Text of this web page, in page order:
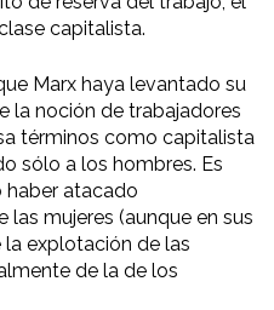
capitalista.
Marx haya levantado su
la noción de trabajadores
términos como capitalista
sólo a los hombres. Es
haber atacado
mujeres (aunque en sus
explotación de las
de la de los